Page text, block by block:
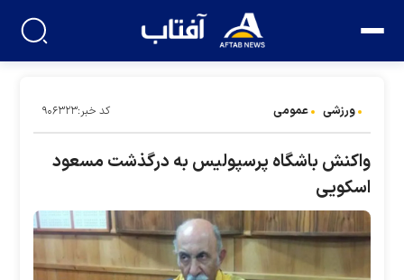
ورزشی عمومی کد خبر:۹۰۶۳۲۳
واکنش باشگاه پرسپولیس به درگذشت مسعود
اسکویی